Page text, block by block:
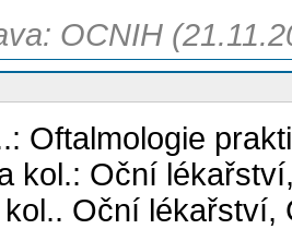
OCNIH
Oftalmologie
kol.: Oční
Oční lékařství,